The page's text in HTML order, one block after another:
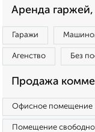
Аренда
Гаражи
Агенство Без
Продажа
Офисное помещение
Помещение